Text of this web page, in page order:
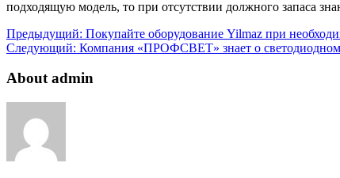
подходящую модель, то при отсутствии должного запаса
Предыдущий: Покупайте оборудование Yilmaz при
Следующий: Компания «ПРОФСВЕТ» знает о
About admin